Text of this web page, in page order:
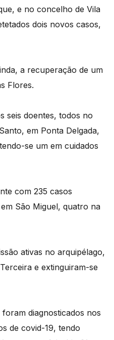
e no concelho de Vila
dois novos casos,
a recuperação de um
Flores.
seis doentes, todos no
em Ponta Delgada,
se um em cuidados
com 235 casos
São Miguel, quatro na
ativas no arquipélago,
e extinguiram-se
diagnosticados nos
de covid-19, tendo